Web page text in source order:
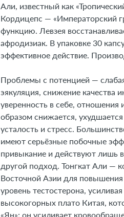
6. Противопоказания
7. Состав
8. Инструкция по
9. Возможные побочные
11. Передозировка
12. Особые указания
13. Применение при
14. Влияние на
15. Совместимость с
16. Условия хранения
17. ТОП-5 вопросов
Али, известный как
Кордицепс — «Императорский
функцию. Левзея
афродизиак. В упаковке 30
эффективное действие.
Проблемы с потенцией —
эякуляция, снижение
уверенность в себе, отношения
образом снижается,
усталость и стресс.
имеют серьёзные побочные
привыкание и действуют лишь
другой подход. Тонгкат Али —
Восточной Азии для
уровень тестостерона,
высокогорных плато Китая,
«Ян»: он усиливает